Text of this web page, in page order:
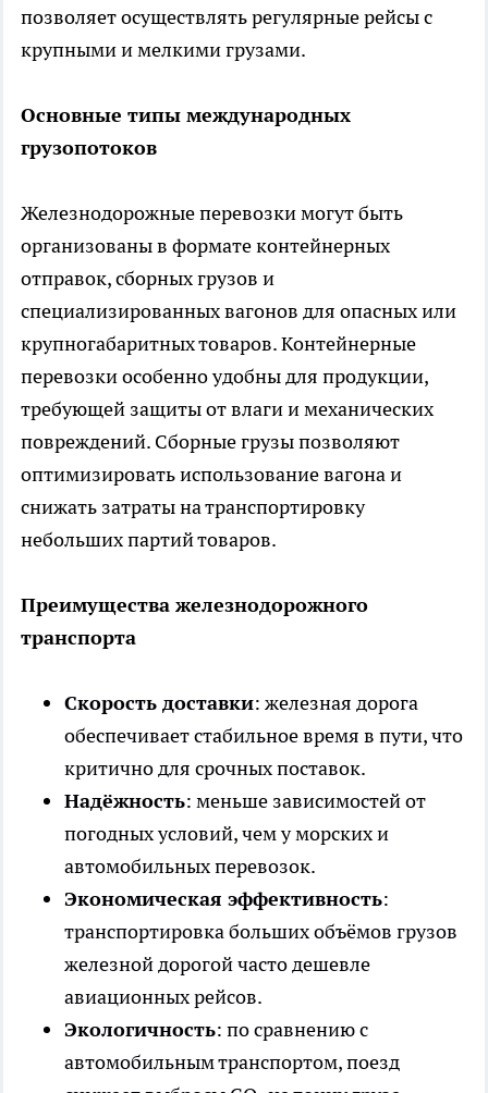
позволяет осуществлять регулярные рейсы с
крупными и мелкими грузами.
Основные типы международных
грузопотоков
Железнодорожные перевозки могут быть
организованы в формате контейнерных
отправок, сборных грузов и
специализированных вагонов для опасных или
крупногабаритных товаров. Контейнерные
перевозки особенно удобны для продукции,
требующей защиты от влаги и механических
повреждений. Сборные грузы позволяют
оптимизировать использование вагона и
снижать затраты на транспортировку
небольших партий товаров.
Преимущества железнодорожного
транспорта
Скорость доставки: железная дорога
обеспечивает стабильное время в пути, что
критично для срочных поставок.
Надёжность: меньше зависимостей от
погодных условий, чем у морских и
автомобильных перевозок.
Экономическая эффективность:
транспортировка больших объёмов грузов
железной дорогой часто дешевле
авиационных рейсов.
Экологичность: по сравнению с
автомобильным транспортом, поезд